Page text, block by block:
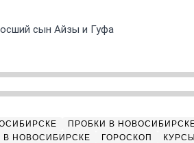
сын Айзы и Гуфа
ПРОБКИ В
В НОВОСИБИРСКЕ ГОРОСКОП